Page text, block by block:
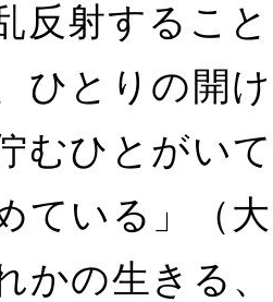
乱反射するこ
ひとりの開
むひとがい
ている」（
かの生きる